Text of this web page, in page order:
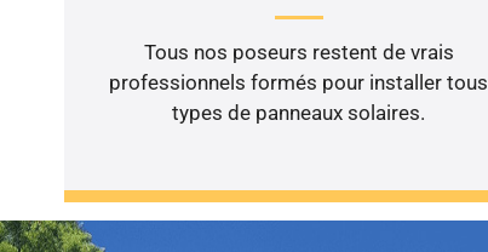
Tous nos poseurs restent de vrais
professionnels formés pour installer tous
types de panneaux solaires.